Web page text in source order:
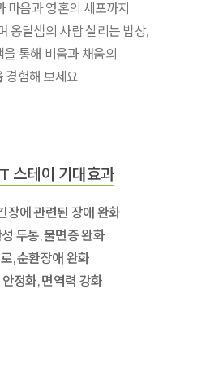
마음과 영혼의 세포까지
옹달샘의 사람 살리는 밥상,
통해 비움과 채움의
경험해 보세요.
스테이 기대효과
장에 관련된 장애 완화
두통, 불면증 완화
, 순환장애 완화
정화, 면역력 강화